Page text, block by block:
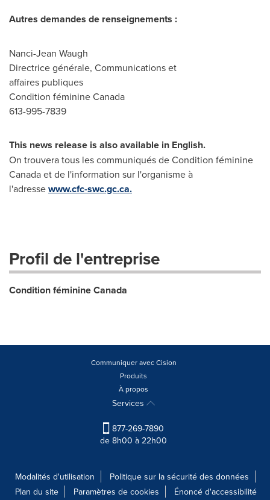
Autres demandes de renseignements :
Nanci-Jean Waugh
Directrice générale, Communications et
affaires publiques
Condition féminine Canada
613-995-7839
This news release is also available in English.
On trouvera tous les communiqués de Condition féminine
Canada et de l'information sur l'organisme à
l'adressewww.cfc-swc.gc.ca.
Profil de l'entreprise
Condition féminine Canada
Communiquer avec Cision
Produits
À propos
Services
877-269-7890
de 8h00 à 22h00
Modalités d'utilisation
Politique sur la sécurité des données
Plan du site
Paramètres de cookies Énoncé d'accessibilité